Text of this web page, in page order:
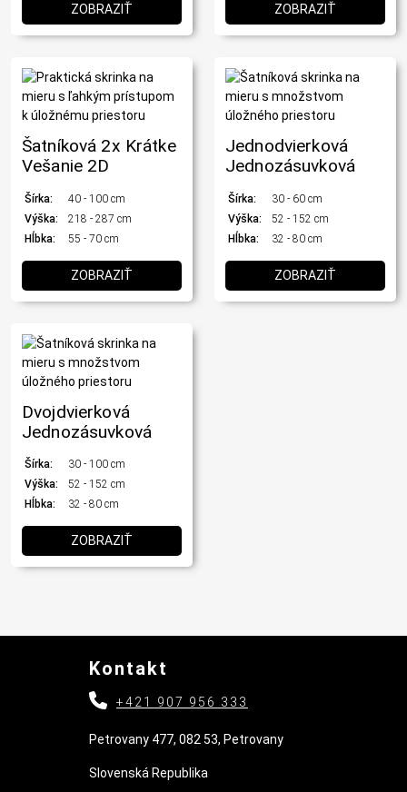
ZOBRAZIŤ ZOBRAZIŤ
Šatníková 2x Krátke
Vešanie 2D
Šírka:
40 - 100 cm
Výška:
218 - 287 cm
Hĺbka:
55 - 70 cm
ZOBRAZIŤ
Jednodvierková
Jednozásuvková
Šírka:
30 - 60 cm
Výška:
52 - 152 cm
Hĺbka:
32 - 80 cm
ZOBRAZIŤ
Dvojdvierková
Jednozásuvková
Šírka:
30 - 100 cm
Výška:
52 - 152 cm
Hĺbka:
32 - 80 cm
ZOBRAZIŤ
Kontakt
+421 907 956 333
Petrovany 477, 082 53, Petrovany
Slovenská Republika